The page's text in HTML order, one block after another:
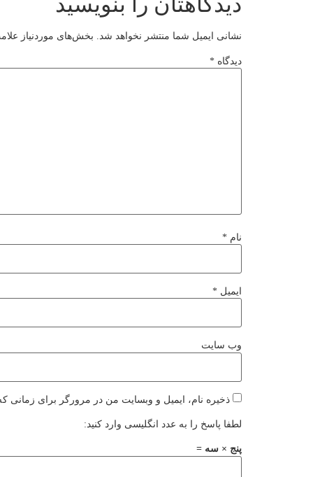
نشانی ایمیل شما منتشر نخواهد شد. بخش‌های موردنیاز
دیدگاه *
نام *
ایمیل *
وب‌ سایت
ذخیره نام، ایمیل و وبسایت من در مرورگر برای زمانی
لطفا پاسخ را به عدد انگلیسی وارد کنید:
پنج × سه =